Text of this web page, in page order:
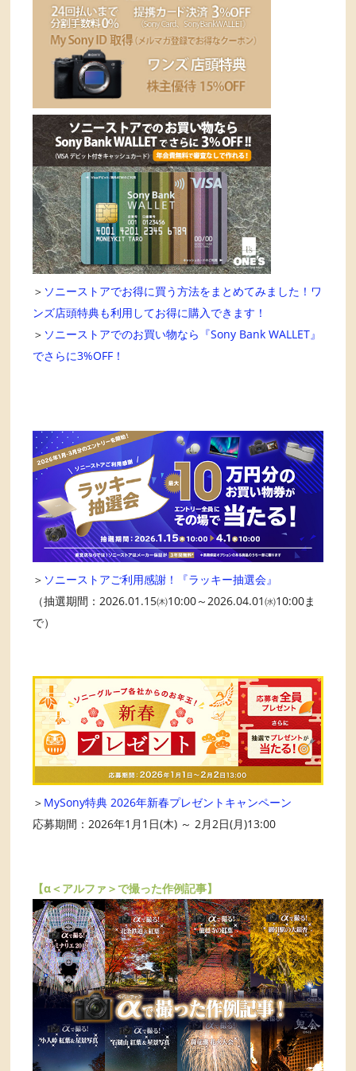
＞ ソニーストアでお得に買う方法をまとめてみました！ワ
ンズ店頭特典も利用してお得に購入できます！
＞ ソニーストアでのお買い物なら『Sony Bank WALLET』
でさらに3%OFF！
＞ ソニーストアご利用感謝！『ラッキー抽選会』
（抽選期間：2026.01.15㈭10:00～2026.04.01㈬10:00ま
で）
＞ MySony特典 2026年新春プレゼントキャンペーン
応募期間：2026年1月1日(木) ～ 2月2日(月)13:00
【α＜アルファ＞で撮った作例記事】